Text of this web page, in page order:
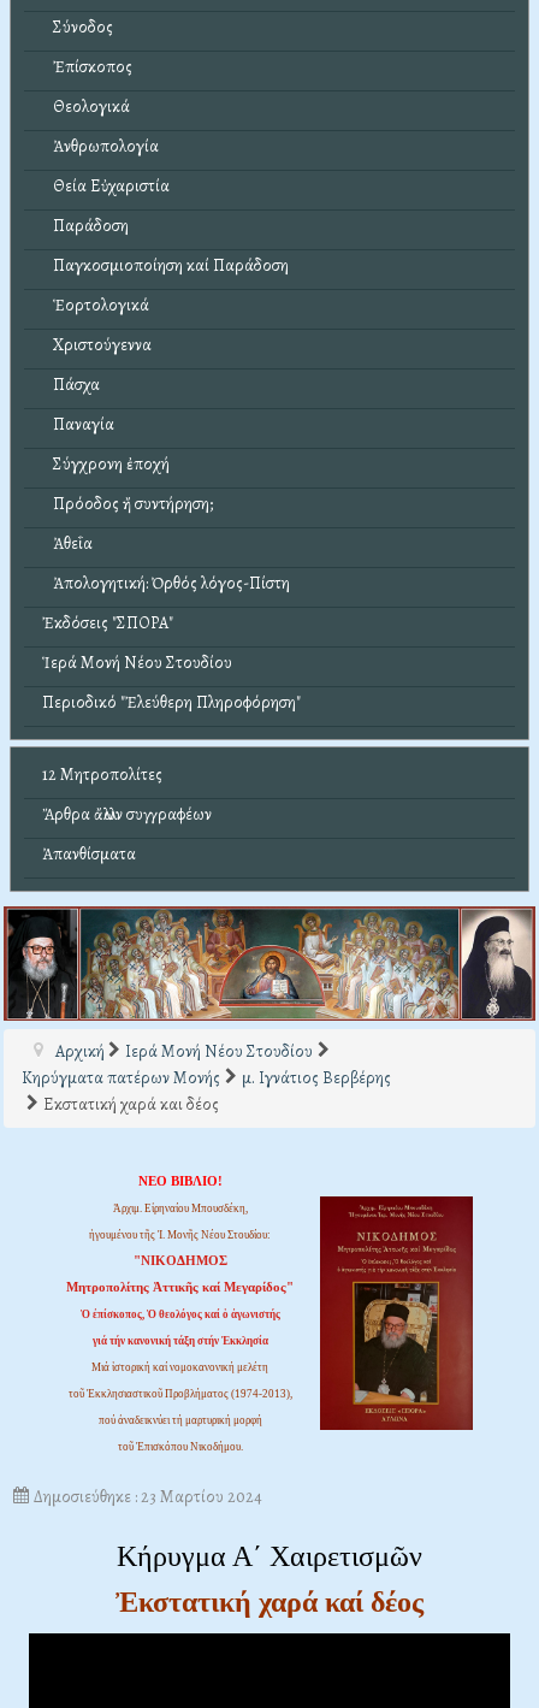
Σύνοδος
Ἐπίσκοπος
Θεολογικά
Ἀνθρωπολογία
Θεία Εὐχαριστία
Παράδοση
Παγκοσμιοποίηση καί Παράδοση
Ἑορτολογικά
Χριστούγεννα
Πάσχα
Παναγία
Σύγχρονη ἐποχή
Πρόοδος ἤ συντήρηση;
Ἀθεΐα
Ἀπολογητική: Ὀρθός λόγος-Πίστη
Ἐκδόσεις "ΣΠΟΡΑ"
Ἱερά Μονή Νέου Στουδίου
Περιοδικό "Ἐλεύθερη Πληροφόρηση"
12 Μητροπολίτες
Ἄρθρα ἄλλων συγγραφέων
Ἀπανθίσματα
Αρχική
Ιερά Μονή Νέου Στουδίου
Κηρύγματα πατέρων Μονής
μ. Ιγνάτιος Βερβέρης
Εκστατική χαρά και δέος
ΝΕΟ ΒΙΒΛΙΟ!
Ἀρχιμ. Εἰρηναίου Μπουσδέκη,
ἡγουμένου τῆς Ἱ. Μονῆς Νέου Στουδίου:
"ΝΙΚΟΔΗΜΟΣ
Μητροπολίτης Ἀττικῆς καί Μεγαρίδος"
Ὁ ἐπίσκοπος, Ὁ θεολόγος καί ὁ ἀγωνιστής
γιά τήν κανονική τάξη στήν Ἐκκλησία
Μιά ἱστορική καί νομοκανονική μελέτη
τοῦ Ἐκκλησιαστικοῦ Προβλήματος (1974-2013),
πού ἀναδεικνύει τή μαρτυρική μορφή
τοῦ Ἐπισκόπου Νικοδήμου.
Δημοσιεύθηκε : 23 Μαρτίου 2024
Κήρυγμα Α΄ Χαιρετισμῶν
Ἐκστατική χαρά καί δέος